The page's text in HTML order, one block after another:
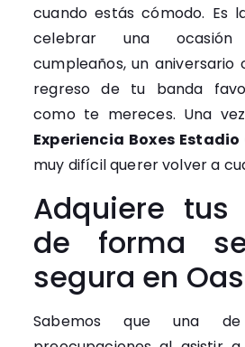
cuando estás cómodo. Es
celebrar una
cumpleaños, un
regreso de tu banda
como te mereces. Una
Experiencia Boxes Estadio
muy difícil querer volver a
Adquiere tus
de forma
segura en
Sabemos que una